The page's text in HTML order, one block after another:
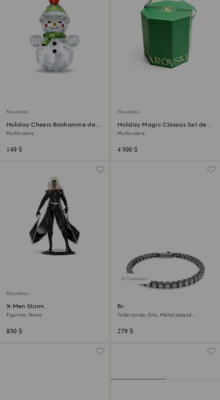
Nouveau
Holiday Cheers Bonhomme de
Neige à bascule
Multicolore
149 $
Nouveau
Holiday Magic Classics Set de
Décorations Sapin
Multicolore
4 300 $
Nouveau
X-Men Storm
Figurine, Noire
830 $
4 Couleurs
Bracelet Matrix Tennis
Taille ronde, Gris, Métal plaqué
279 $